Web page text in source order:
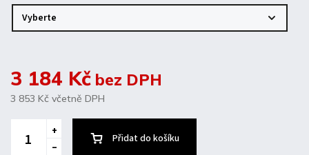
3 184 Kč bez DPH
3 853 Kč včetně DPH
Přidat do košíku